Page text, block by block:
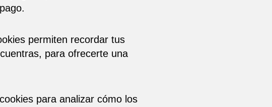
permiten recordar tus
para ofrecerte una
para analizar cómo los